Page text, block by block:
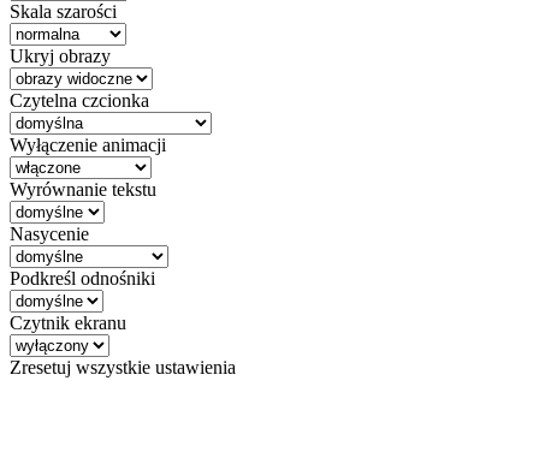
Skala szarości
Ukryj obrazy
Czytelna czcionka
Wyłączenie animacji
Wyrównanie tekstu
Nasycenie
Podkreśl odnośniki
Czytnik ekranu
Zresetuj wszystkie ustawienia